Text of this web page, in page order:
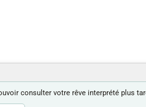
consulter votre rêve interprété plus